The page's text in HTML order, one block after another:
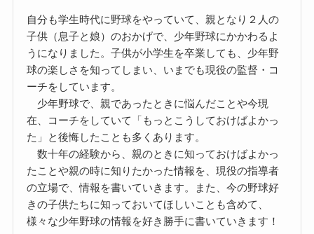
自分も学生時代に野球をやっていて、親となり２人の
子供（息子と娘）のおかげで、少年野球にかかわるよ
うになりました。子供が小学生を卒業しても、少年野
球の楽しさを知ってしまい、いまでも現役の監督・コ
ーチをしています。
少年野球で、親であったときに悩んだことや今現
在、コーチをしていて「もっとこうしておけばよかっ
た」と後悔したことも多くあります。
数十年の経験から、親のときに知っておけばよかっ
たことや親の時に知りたかった情報を、現役の指導者
の立場で、情報を書いていきます。また、今の野球好
きの子供たちに知っておいてほしいことも含めて、
様々な少年野球の情報を好き勝手に書いていきます！